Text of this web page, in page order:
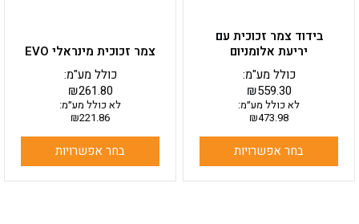
בידוד צמר זכוכית עם
יריעת אלומניום
₪559.30
כולל מע"מ:
לא כולל מע״מ:
₪473.98
בחר אפשרויות
המוצר
צמר זכוכית מינראלי EVO
₪261.80
כולל מע"מ:
לא כולל מע״מ:
₪221.86
בחר אפשרויות